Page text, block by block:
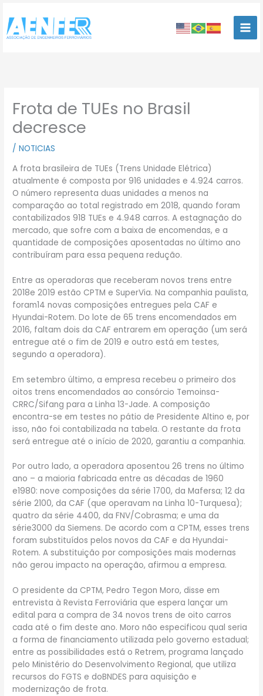
para
conteúdo
Frota de TUEs no Brasil
decresce
/NOTICIAS
A frota brasileira de TUEs (Trens Unidade Elétrica)
atualmente é composta por 916 unidades e 4.924 carros.
O número representa duas unidades a menos na
comparação ao total registrado em 2018, quando foram
contabilizados 918 TUEs e 4.948 carros. A estagnação do
mercado, que sofre com a baixa de encomendas, e a
quantidade de composições aposentadas no último ano
contribuíram para essa pequena redução.
Entre as operadoras que receberam novos trens entre
2018e 2019 estão CPTM e SuperVia. Na companhia paulista,
foram14 novas composições entregues pela CAF e
Hyundai-Rotem. Do lote de 65 trens encomendados em
2016, faltam dois da CAF entrarem em operação (um será
entregue até o fim de 2019 e outro está em testes,
segundo a operadora).
Em setembro último, a empresa recebeu o primeiro dos
oitos trens encomendados ao consórcio Temoinsa-
CRRC/Sifang para a Linha 13-Jade. A composição
encontra-se em testes no pátio de Presidente Altino e, por
isso, não foi contabilizada na tabela. O restante da frota
será entregue até o início de 2020, garantiu a companhia.
Por outro lado, a operadora aposentou 26 trens no último
ano – a maioria fabricada entre as décadas de 1960
e1980: nove composições da série 1700, da Mafersa; 12 da
série 2100, da CAF (que operavam na Linha 10-Turquesa);
quatro da série 4400, da FNV/Cobrasma; e uma da
série3000 da Siemens. De acordo com a CPTM, esses trens
foram substituídos pelos novos da CAF e da Hyundai-
Rotem. A substituição por composições mais modernas
não gerou impacto na operação, afirmou a empresa.
O presidente da CPTM, Pedro Tegon Moro, disse em
entrevista à Revista Ferroviária que espera lançar um
edital para a compra de 34 novos trens de oito carros
cada até o fim deste ano. Moro não especificou qual seria
a forma de financiamento utilizada pelo governo estadual;
entre as possibilidades está o Retrem, programa lançado
pelo Ministério do Desenvolvimento Regional, que utiliza
recursos do FGTS e doBNDES para aquisição e
modernização de frota.